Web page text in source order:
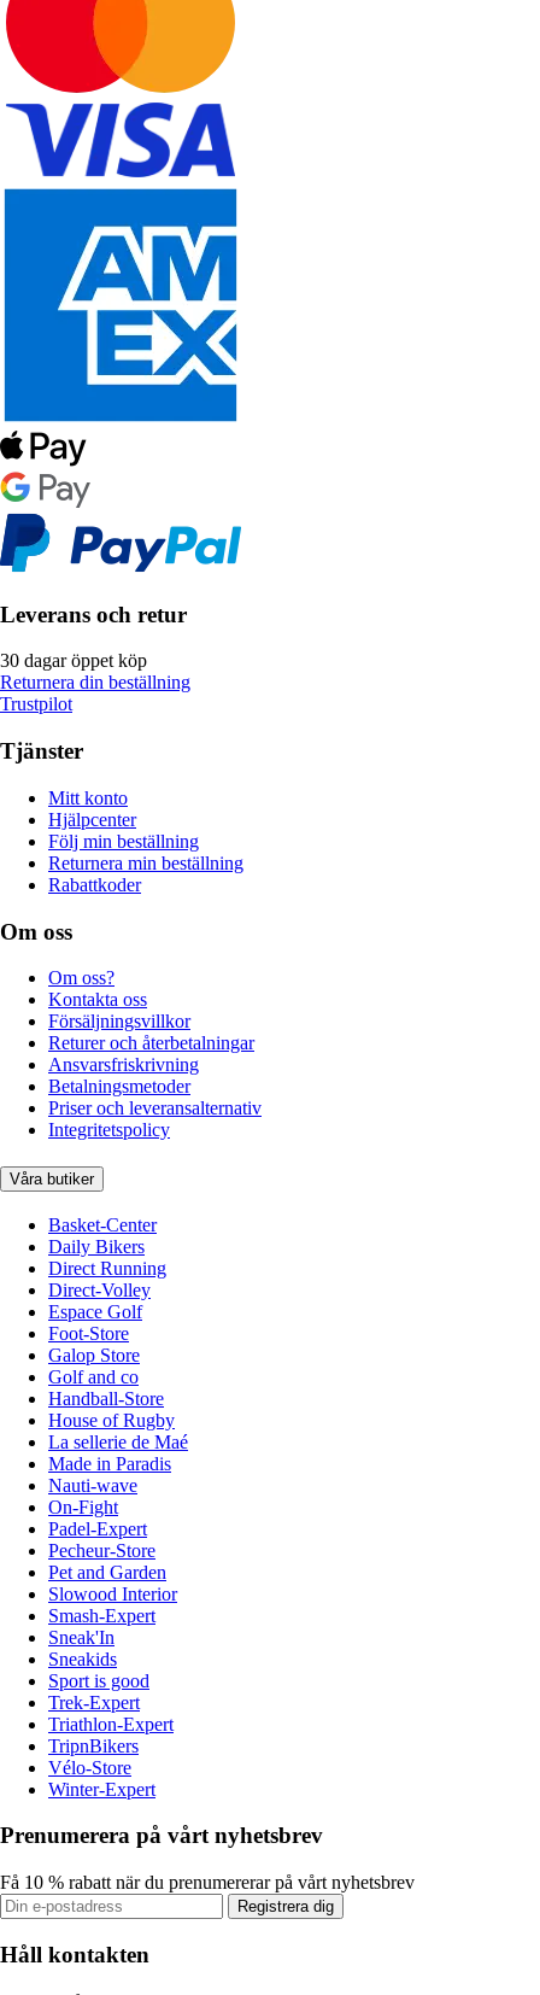
Leverans och retur
30 dagar öppet köp
Returnera din beställning
Trustpilot
Tjänster
Mitt konto
Hjälpcenter
Följ min beställning
Returnera min beställning
Rabattkoder
Om oss
Om oss?
Kontakta oss
Försäljningsvillkor
Returer och återbetalningar
Ansvarsfriskrivning
Betalningsmetoder
Priser och leveransalternativ
Integritetspolicy
Våra butiker
Basket-Center
Daily Bikers
Direct Running
Direct-Volley
Espace Golf
Foot-Store
Galop Store
Golf and co
Handball-Store
House of Rugby
La sellerie de Maé
Made in Paradis
Nauti-wave
On-Fight
Padel-Expert
Pecheur-Store
Pet and Garden
Slowood Interior
Smash-Expert
Sneak'In
Sneakids
Sport is good
Trek-Expert
Triathlon-Expert
TripnBikers
Vélo-Store
Winter-Expert
Prenumerera på vårt nyhetsbrev
Få 10 % rabatt när du prenumererar på vårt nyhetsbrev
Registrera dig
Håll kontakten